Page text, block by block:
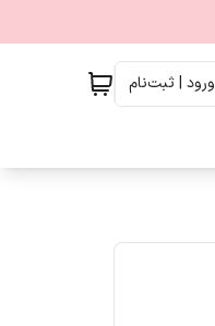
ورود | ثبت‌نام